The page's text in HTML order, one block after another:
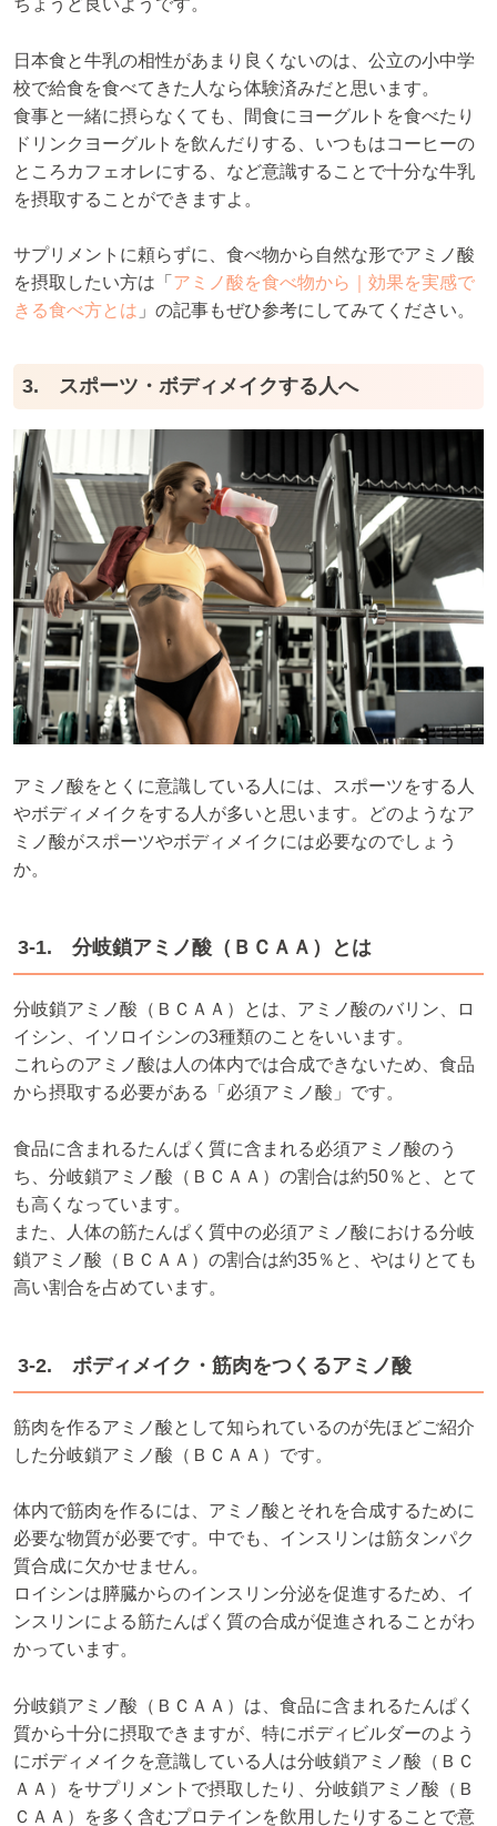
ちょうど良いようです。
日本食と牛乳の相性があまり良くないのは、公立の小中学
校で給食を食べてきた人なら体験済みだと思います。
食事と一緒に摂らなくても、間食にヨーグルトを食べたり
ドリンクヨーグルトを飲んだりする、いつもはコーヒーの
ところカフェオレにする、など意識することで十分な牛乳
を摂取することができますよ。
サプリメントに頼らずに、食べ物から自然な形でアミノ酸
を摂取したい方は「 アミノ酸を食べ物から｜効果を実感で
きる食べ方とは 」の記事もぜひ参考にしてみてください。
3. スポーツ・ボディメイクする人へ
アミノ酸をとくに意識している人には、スポーツをする人
やボディメイクをする人が多いと思います。どのようなア
ミノ酸がスポーツやボディメイクには必要なのでしょう
か。
3-1. 分岐鎖アミノ酸（ＢＣＡＡ）とは
分岐鎖アミノ酸（ＢＣＡＡ）とは、アミノ酸のバリン、ロ
イシン、イソロイシンの3種類のことをいいます。
これらのアミノ酸は人の体内では合成できないため、食品
から摂取する必要がある「必須アミノ酸」です。
食品に含まれるたんぱく質に含まれる必須アミノ酸のう
ち、分岐鎖アミノ酸（ＢＣＡＡ）の割合は約50％と、とて
も高くなっています。
また、人体の筋たんぱく質中の必須アミノ酸における分岐
鎖アミノ酸（ＢＣＡＡ）の割合は約35％と、やはりとても
高い割合を占めています。
3-2. ボディメイク・筋肉をつくるアミノ酸
筋肉を作るアミノ酸として知られているのが先ほどご紹介
した分岐鎖アミノ酸（ＢＣＡＡ）です。
体内で筋肉を作るには、アミノ酸とそれを合成するために
必要な物質が必要です。中でも、インスリンは筋タンパク
質合成に欠かせません。
ロイシンは膵臓からのインスリン分泌を促進するため、イ
ンスリンによる筋たんぱく質の合成が促進されることがわ
かっています。
分岐鎖アミノ酸（ＢＣＡＡ）は、食品に含まれるたんぱく
質から十分に摂取できますが、特にボディビルダーのよう
にボディメイクを意識している人は分岐鎖アミノ酸（ＢＣ
ＡＡ）をサプリメントで摂取したり、分岐鎖アミノ酸（Ｂ
ＣＡＡ）を多く含むプロテインを飲用したりすることで意